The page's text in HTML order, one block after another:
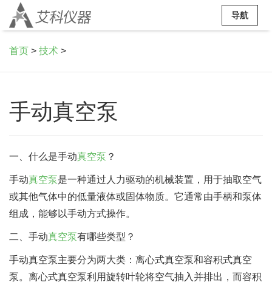
导航
首页 > 技术 >
手动真空泵
一、什么是手动真空泵 ？
手动真空泵是一种通过人力驱动的机械装置，用于抽取空气
或其他气体中的低量液体或固体物质。它通常由手柄和泵体
组成，能够以手动方式操作。
二、手动真空泵有哪些类型？
手动真空泵主要分为两大类：离心式真空泵和容积式真空
泵。离心式真空泵利用旋转叶轮将空气抽入并排出，而容积